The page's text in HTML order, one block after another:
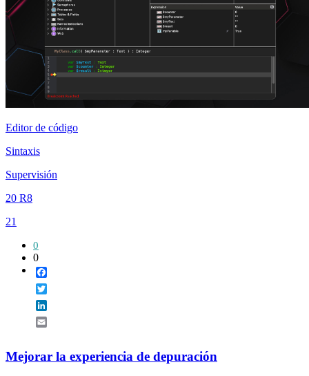
Editor de código
Sintaxis
Supervisión
20 R8
21
0
0
Mejorar la experiencia de depuración